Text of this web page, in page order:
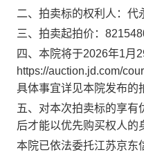
二、拍卖标的权利人：代
三、拍卖起拍价：
四、本院将于2026年1月
https://auction.jd.com/
具体事宜详见本院发布的
五、对本次拍卖标的享
后才能以优先购买权人的
本院已依法委托江苏京东